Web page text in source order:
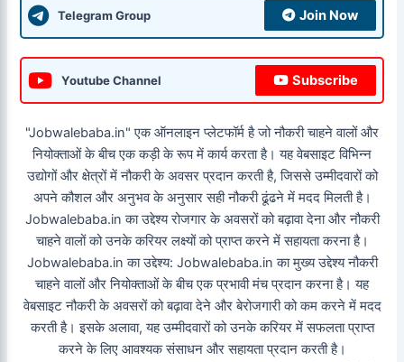
Telegram Group Join Now
Youtube Channel Subscribe
"Jobwalebaba.in" एक ऑनलाइन प्लेटफॉर्म है जो नौकरी चाहने वालों और
नियोक्ताओं के बीच एक कड़ी के रूप में कार्य करता है। यह वेबसाइट विभिन्न
उद्योगों और क्षेत्रों में नौकरी के अवसर प्रदान करती है, जिससे उम्मीदवारों को
अपने कौशल और अनुभव के अनुसार सही नौकरी ढूंढने में मदद मिलती है।
Jobwalebaba.in का उद्देश्य रोजगार के अवसरों को बढ़ावा देना और नौकरी
चाहने वालों को उनके करियर लक्ष्यों को प्राप्त करने में सहायता करना है।
Jobwalebaba.in का उद्देश्य: Jobwalebaba.in का मुख्य उद्देश्य नौकरी
चाहने वालों और नियोक्ताओं के बीच एक प्रभावी मंच प्रदान करना है। यह
वेबसाइट नौकरी के अवसरों को बढ़ावा देने और बेरोजगारी को कम करने में मदद
करती है। इसके अलावा, यह उम्मीदवारों को उनके करियर में सफलता प्राप्त
करने के लिए आवश्यक संसाधन और सहायता प्रदान करती है।